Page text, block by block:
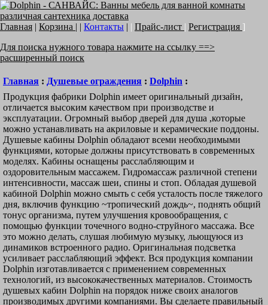
Главная | Корзина | | Контакты | | Прайс-лист | Регистрация ]
Для поиска нужного товара нажмите на ссылку ==>
расширенный поиск
Главная : Душевые ограждения : Dolphin :
Продукция фабрики Dolphin имеет оригинальный дизайн,
отличается высоким качеством при производстве и
эксплуатации. Огромный выбор дверей для душа ,которые
можно устанавливать на акриловые и керамические поддоны.
Душевые кабины Dolphin обладают всеми необходимыми
функциями, которые должны присутствовать в современных
моделях. Кабины оснащены расслабляющим и
оздоровительным массажем. Гидромассаж различной степени
интенсивности, массаж шеи, спины и стоп. Обладая душевой
кабиной Dolphin можно смыть с себя усталость после тяжелого
дня, включив функцию ~тропический дождь~, поднять общий
тонус организма, путем улучшения кровообращения, с
помощью функции точечного водно-струйного массажа. Все
это можно делать, слушая любимую музыку, льющуюся из
динамиков встроенного радио. Оригинальная подсветка
усиливает расслабляющий эффект. Вся продукция компании
Dolphin изготавливается с применением современных
технологий, из высококачественных материалов. Стоимость
душевых кабин Dolphin на порядок ниже своих аналогов
производимых другими компаниями. Вы сделаете правильный